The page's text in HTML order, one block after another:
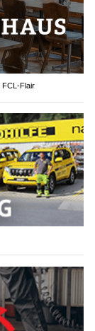
FCL-Flair